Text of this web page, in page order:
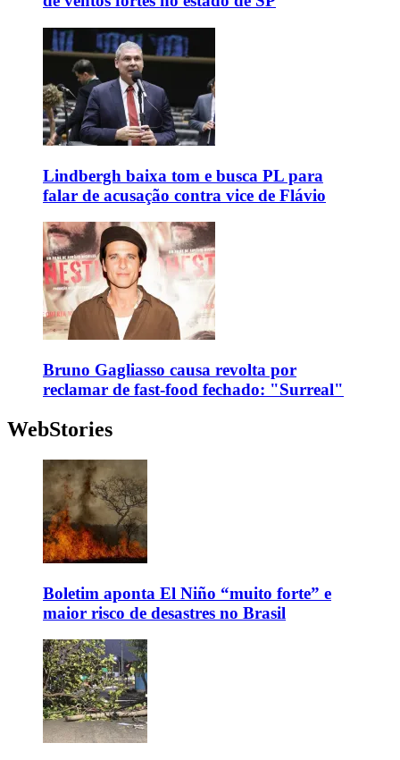
Lindbergh baixa tom e busca PL para
falar de acusação contra vice de Flávio
Bruno Gagliasso causa revolta por
reclamar de fast-food fechado: "Surreal"
WebStories
Boletim aponta El Niño “muito forte” e
maior risco de desastres no Brasil